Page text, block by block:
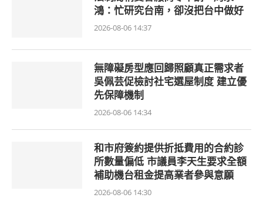
鴻：忙研究台南，卻沒把台中做好
2026-08-06 14:37
無障礙房型應回歸照顧真正需求者
吳佩芸促檢討社宅選屋制度 建立優
先保障機制
2026-08-06 14:34
和市府簽約提供折抵費用的合約診
所數量偏低 市議員李天生要求全額
補助機台租金提高業者參與意願
2026-08-06 14:30